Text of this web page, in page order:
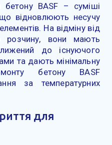
бетону BASF – суміші
відновлюють несучу
На відміну від
розчину, вони мають
до існуючого
та дають мінімальну
бетону BASF
за температурних
для